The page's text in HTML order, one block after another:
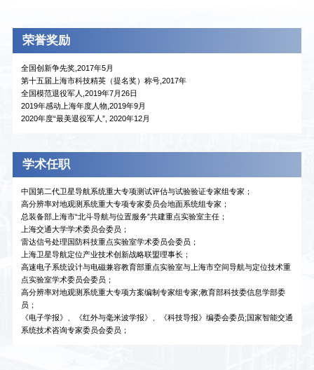
荣誉奖励
全国创新争先奖,2017年5月
第十五届上海市科技精英（提名奖）称号,2017年
全国模范退役军人,2019年7月26日
2019年感动上海年度人物,2019年9月
2020年度“最美退役军人”, 2020年12月
学术任职
中国第二代卫星导航系统重大专项测试评估与试验验证专家组专家；
高分辨率对地观测系统重大专项专家委员会地面系统组专家；
总装备部上海市“北斗导航与位置服务”共建重点实验室主任；
上海交通大学学术委员会委员；
雷达信号处理国防科技重点实验室学术委员会委员；
上海卫星导航定位产业技术创新战略联盟理事长；
高速电子系统设计与电磁兼容教育部重点实验室与上海市空间导航与定位技术重
点实验室学术委员会委员；
高分辨率对地观测系统重大专项方案编制专家组专家;教育部科技委信息学部委
员；
《电子学报》、《红外与毫米波学报》、《科技导报》编委会委员;国家智能交通
系统技术咨询专家委员会委员；